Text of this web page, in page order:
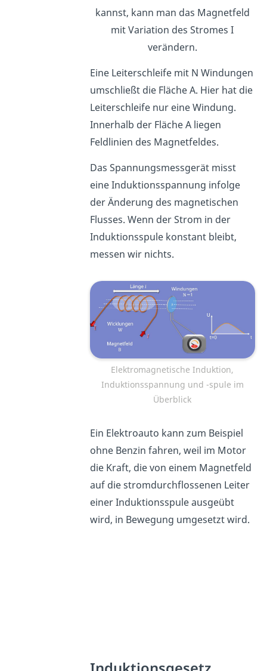
kannst, kann man das Magnetfeld
mit Variation des Stromes I
verändern.
Eine Leiterschleife mit N Windungen
umschließt die Fläche A. Hier hat die
Leiterschleife nur eine Windung.
Innerhalb der Fläche A liegen
Feldlinien des Magnetfeldes.
Das Spannungsmessgerät misst
eine Induktionsspannung infolge
der Änderung des magnetischen
Flusses. Wenn der Strom in der
Induktionsspule konstant bleibt,
messen wir nichts.
Elektromagnetische Induktion,
Induktionsspannung und -spule im
Überblick
Ein Elektroauto kann zum Beispiel
ohne Benzin fahren, weil im Motor
die Kraft, die von einem Magnetfeld
auf die stromdurchflossenen Leiter
einer Induktionsspule ausgeübt
wird, in Bewegung umgesetzt wird.